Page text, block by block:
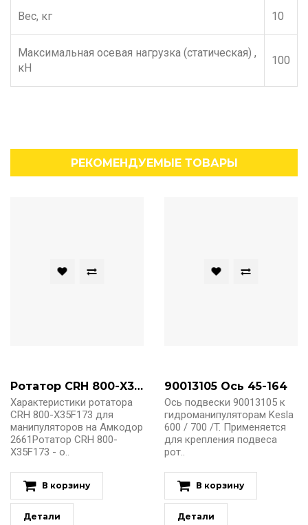
Вес, кг 10
Максимальная осевая нагрузка (статическая) ,
кН
100
РЕКОМЕНДУЕМЫЕ ТОВАРЫ
Ротатор CRH 800-X35F173
Характеристики ротатора
CRH 800-X35F173 для
манипуляторов на Амкодор
2661Ротатор CRH 800-
X35F173 - о..
В корзину
Детали
90013105 Ось 45-164
Ось подвески 90013105 к
гидроманипуляторам Kesla
600 / 700 /T. Применяется
для крепления подвеса
рот..
В корзину
Детали